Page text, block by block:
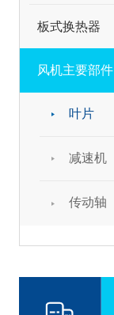
板式换热器
风机主要部件
叶片
减速机
传动轴